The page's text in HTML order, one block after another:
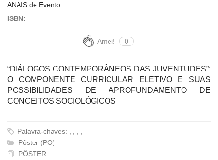
ANAIS de Evento
ISBN:
Amei! 0
“DIÁLOGOS CONTEMPORÂNEOS DAS JUVENTUDES”:
O COMPONENTE CURRICULAR ELETIVO E SUAS
POSSIBILIDADES DE APROFUNDAMENTO DE
CONCEITOS SOCIOLÓGICOS
Palavra-chaves: , , , ,
Pôster (PO)
PÔSTER